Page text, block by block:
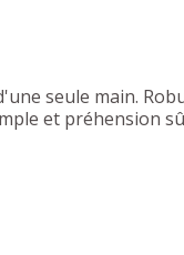
seule main.
et préhension